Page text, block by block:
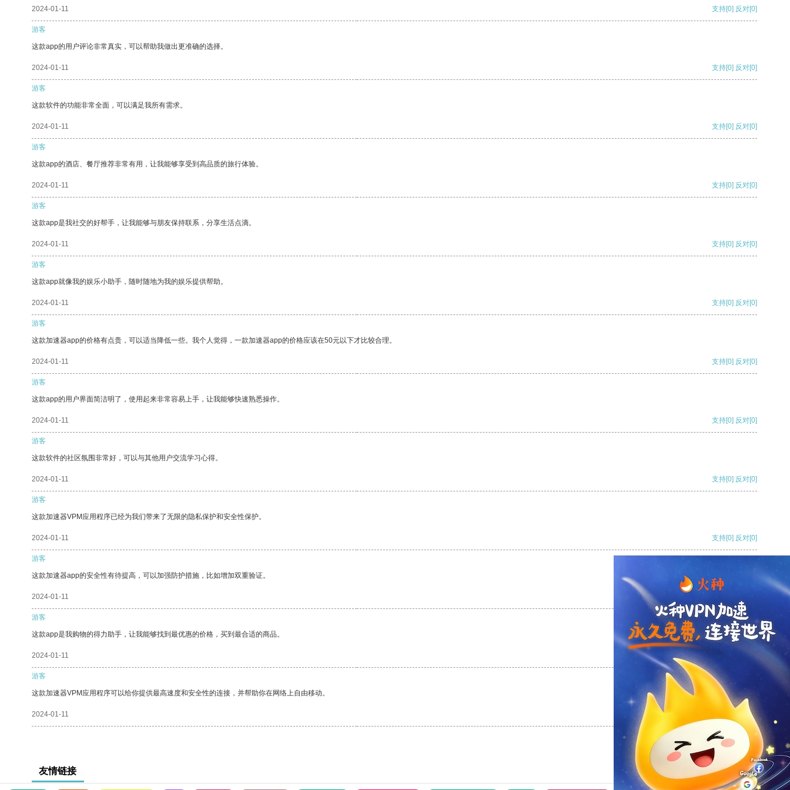
2024-01-11 支持[0] 反对[0]
游客
这款app的用户评论非常真实，可以帮助我做出更准确的选择。
2024-01-11 支持[0] 反对[0]
游客
这款软件的功能非常全面，可以满足我所有需求。
2024-01-11 支持[0] 反对[0]
游客
这款app的酒店、餐厅推荐非常有用，让我能够享受到高品质的旅行体验。
2024-01-11 支持[0] 反对[0]
游客
这款app是我社交的好帮手，让我能够与朋友保持联系，分享生活点滴。
2024-01-11 支持[0] 反对[0]
游客
这款app就像我的娱乐小助手，随时随地为我的娱乐提供帮助。
2024-01-11 支持[0] 反对[0]
游客
这款加速器app的价格有点贵，可以适当降低一些。我个人觉得，一款加速器app的价格应该在50元以下才比较合理。
2024-01-11 支持[0] 反对[0]
游客
这款app的用户界面简洁明了，使用起来非常容易上手，让我能够快速熟悉操作。
2024-01-11 支持[0] 反对[0]
游客
这款软件的社区氛围非常好，可以与其他用户交流学习心得。
2024-01-11 支持[0] 反对[0]
游客
这款加速器VPM应用程序已经为我们带来了无限的隐私保护和安全性保护。
2024-01-11 支持[0] 反对[0]
游客
这款加速器app的安全性有待提高，可以加强防护措施，比如增加双重验证。
2024-01-11
游客
这款app是我购物的得力助手，让我能够找到最优惠的价格，买到最合适的商品。
2024-01-11 反对
游客
这款加速器VPM应用程序可以给你提供最高速度和安全性的连接，并帮助你在网络上自由移动。
2024-01-11 反对[0]
友情链接